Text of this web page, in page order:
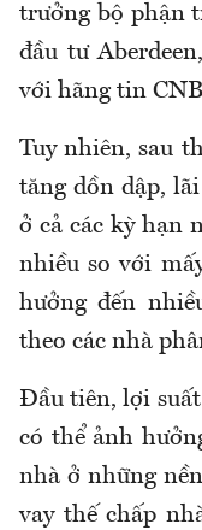
trưởng bộ phận
đầu tư
với hãng tin
Tuy nhiên, sau
tăng dồn dập,
ở cả các kỳ hạn
nhiều so với
hưởng đến
theo các nhà
Đầu tiên, lợi
có thể ảnh
nhà ở những
vay thế chấp